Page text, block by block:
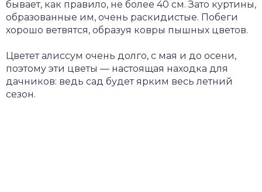
бывает, как правило, не более 40 см. Зато куртины,
образованные им, очень раскидистые. Побеги
хорошо ветвятся, образуя ковры пышных цветов.
Цветет алиссум очень долго, с мая и до осени,
поэтому эти цветы — настоящая находка для
дачников: ведь сад будет ярким весь летний
сезон.